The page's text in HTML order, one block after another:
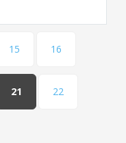
15 16
21 22